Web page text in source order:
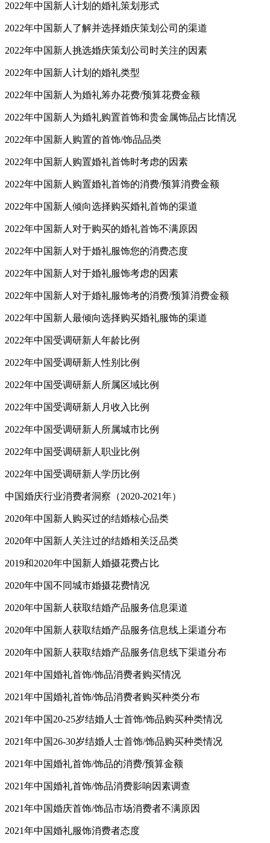
2022年中国新人计划的婚礼策划形式
2022年中国新人了解并选择婚庆策划公司的渠道
2022年中国新人挑选婚庆策划公司时关注的因素
2022年中国新人计划的婚礼类型
2022年中国新人为婚礼筹办花费/预算花费金额
2022年中国新人为婚礼购置首饰和贵金属饰品占比情况
2022年中国新人购置的首饰/饰品品类
2022年中国新人购置婚礼首饰时考虑的因素
2022年中国新人购置婚礼首饰的消费/预算消费金额
2022年中国新人倾向选择购买婚礼首饰的渠道
2022年中国新人对于购买的婚礼首饰不满原因
2022年中国新人对于婚礼服饰您的消费态度
2022年中国新人对于婚礼服饰考虑的因素
2022年中国新人对于婚礼服饰考的消费/预算消费金额
2022年中国新人最倾向选择购买婚礼服饰的渠道
2022年中国受调研新人年龄比例
2022年中国受调研新人性别比例
2022年中国受调研新人所属区域比例
2022年中国受调研新人月收入比例
2022年中国受调研新人所属城市比例
2022年中国受调研新人职业比例
2022年中国受调研新人学历比例
中国婚庆行业消费者洞察（2020-2021年）
2020年中国新人购买过的结婚核心品类
2020年中国新人关注过的结婚相关泛品类
2019和2020年中国新人婚摄花费占比
2020年中国不同城市婚摄花费情况
2020年中国新人获取结婚产品服务信息渠道
2020年中国新人获取结婚产品服务信息线上渠道分布
2020年中国新人获取结婚产品服务信息线下渠道分布
2021年中国婚礼首饰/饰品消费者购买情况
2021年中国婚礼首饰/饰品消费者购买种类分布
2021年中国20-25岁结婚人士首饰/饰品购买种类情况
2021年中国26-30岁结婚人士首饰/饰品购买种类情况
2021年中国婚礼首饰/饰品的消费/预算金额
2021年中国婚礼首饰/饰品消费影响因素调查
2021年中国婚庆首饰/饰品市场消费者不满原因
2021年中国婚礼服饰消费者态度